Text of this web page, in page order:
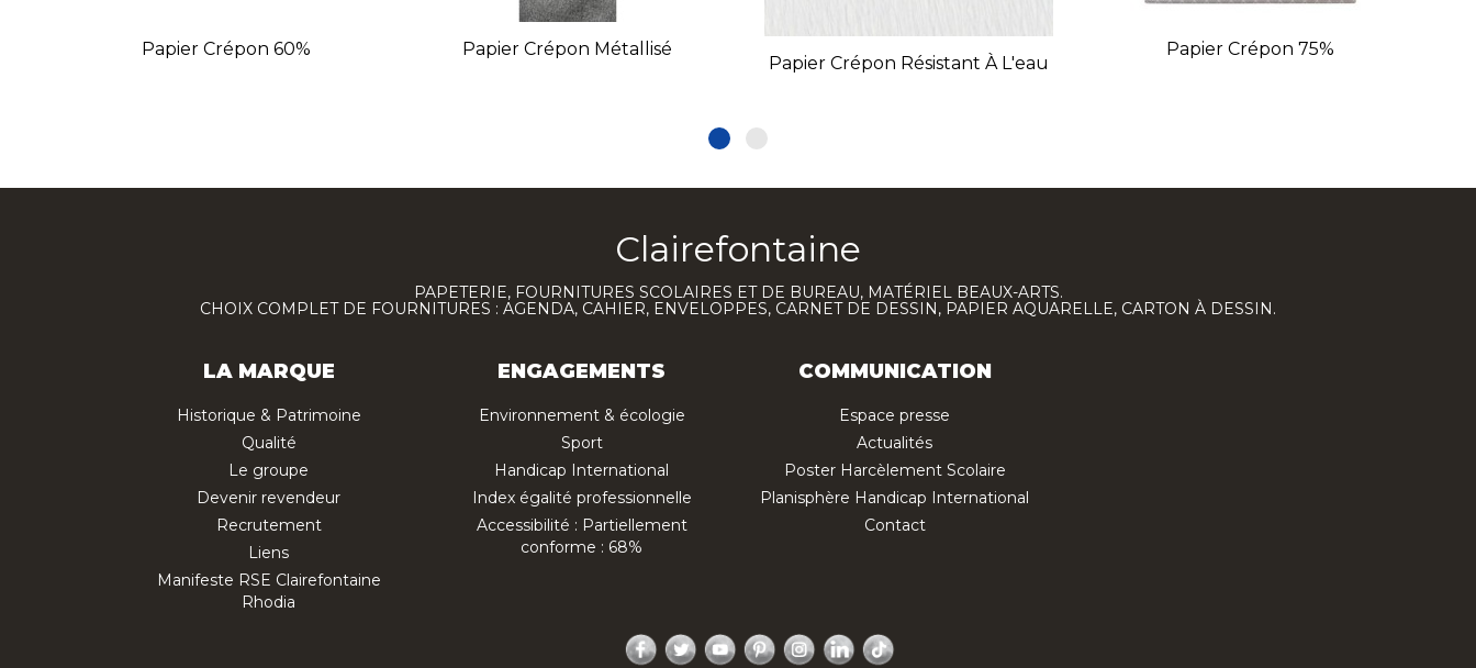
Papier Crépon 60% Papier Crépon Métallisé
Papier Crépon Résistant À L'eau
Papier Crépon 75%
Clairefontaine
PAPETERIE, FOURNITURES SCOLAIRES ET DE BUREAU, MATÉRIEL BEAUX-ARTS.
CHOIX COMPLET DE FOURNITURES : AGENDA, CAHIER, ENVELOPPES, CARNET DE DESSIN, PAPIER AQUARELLE, CARTON À DESSIN.
LA MARQUE
Historique & Patrimoine
Qualité
Le groupe
Devenir revendeur
Recrutement
Liens
Manifeste RSE Clairefontaine
Rhodia
ENGAGEMENTS
Environnement & écologie
Sport
Handicap International
Index égalité professionnelle
Accessibilité : Partiellement
conforme : 68%
COMMUNICATION
Espace presse
Actualités
Poster Harcèlement Scolaire
Planisphère Handicap International
Contact
Facebook
TwitterYouTubePinterestInstagram
LinkedIn